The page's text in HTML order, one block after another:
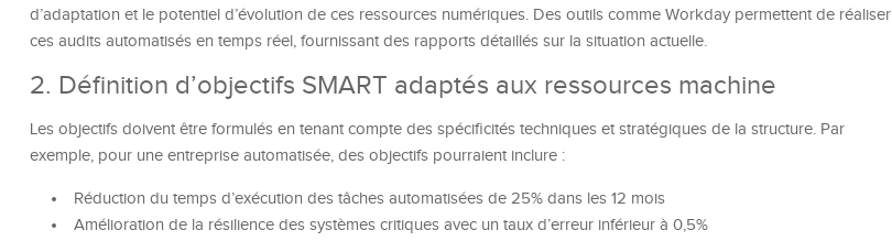
d’adaptation et le potentiel d’évolution de ces ressources numériques. Des outils comme Workday permettent de réaliser
ces audits automatisés en temps réel, fournissant des rapports détaillés sur la situation actuelle.
2. Définition d’objectifs SMART adaptés aux ressources machine
Les objectifs doivent être formulés en tenant compte des spécificités techniques et stratégiques de la structure. Par
exemple, pour une entreprise automatisée, des objectifs pourraient inclure :
Réduction du temps d’exécution des tâches automatisées de 25% dans les 12 mois
Amélioration de la résilience des systèmes critiques avec un taux d’erreur inférieur à 0,5%